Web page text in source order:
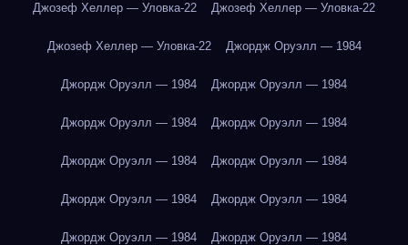
Джозеф Хеллер — Уловка-22 Джозеф Хеллер — Уловка-22
Джозеф Хеллер — Уловка-22 Джордж Оруэлл — 1984
Джордж Оруэлл — 1984 Джордж Оруэлл — 1984
Джордж Оруэлл — 1984 Джордж Оруэлл — 1984
Джордж Оруэлл — 1984 Джордж Оруэлл — 1984
Джордж Оруэлл — 1984 Джордж Оруэлл — 1984
Джордж Оруэлл — 1984 Джордж Оруэлл — 1984